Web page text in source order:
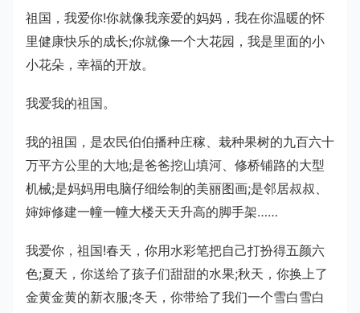
祖国，我爱你!你就像我亲爱的妈妈，我在你温暖的怀
里健康快乐的成长;你就像一个大花园，我是里面的小
小花朵，幸福的开放。
我爱我的祖国。
我的祖国，是农民伯伯播种庄稼、栽种果树的九百六十
万平方公里的大地;是爸爸挖山填河、修桥铺路的大型
机械;是妈妈用电脑仔细绘制的美丽图画;是邻居叔叔、
婶婶修建一幢一幢大楼天天升高的脚手架……
我爱你，祖国!春天，你用水彩笔把自己打扮得五颜六
色;夏天，你送给了孩子们甜甜的水果;秋天，你换上了
金黄金黄的新衣服;冬天，你带给了我们一个雪白雪白